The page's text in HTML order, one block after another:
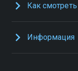
Как смотреть
Информация